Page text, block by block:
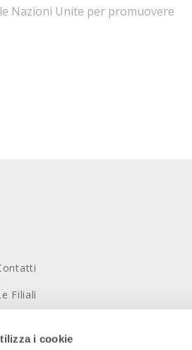
i cookie
Nazioni Unite per promuovere
Filiali